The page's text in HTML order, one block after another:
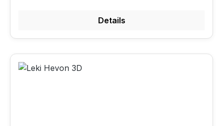
Details